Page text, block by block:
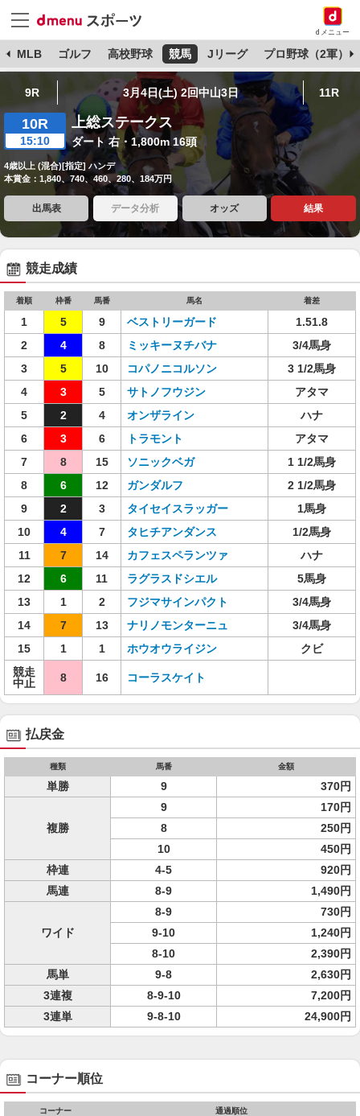
dメニュー
MLB ゴルフ 高校野球 競馬 Jリーグ プロ野球（2軍）
9R 3月4日(土) 2回中山3日 11R
10R
15:10
上総ステークス
ダート 右・1,800m 16頭
4歳以上 (混合)[指定] ハンデ
本賞金：1,840、740、460、280、184万円
出馬表 データ分析 オッズ 結果
競走成績
着順 枠番 馬番 馬名 着差
1 5 9 ベストリーガード
1.51.8
2
4 8 ミッキーヌチバナ
3/4馬身
3
5 10 コパノニコルソン
3 1/2馬身
4
3 5 サトノフウジン
アタマ
5
2 4 オンザライン
ハナ
6
3 6 トラモント
アタマ
7
8 15 ソニックベガ
1 1/2馬身
8
6 12 ガンダルフ
2 1/2馬身
9
2 3 タイセイスラッガー
1馬身
10
4 7 タヒチアンダンス
1/2馬身
11
7 14 カフェスペランツァ
ハナ
12
6 11 ラグラスドシエル
5馬身
13
1 2 フジマサインパクト
3/4馬身
14
7 13 ナリノモンターニュ
3/4馬身
15
1 1 ホウオウライジン
クビ
競走
中止
8 16 コーラスケイト
払戻金
種類 馬番 金額
単勝 9 370円
複勝
9
170円
8
250円
10
450円
枠連
4-5
920円
馬連
8-9 1,490円
ワイド
8-9
730円
9-10
1,240円
8-10
2,390円
馬単
9-8
2,630円
3連複
8-9-10
7,200円
3連単
9-8-10 24,900円
コーナー順位
コーナー 通過順位